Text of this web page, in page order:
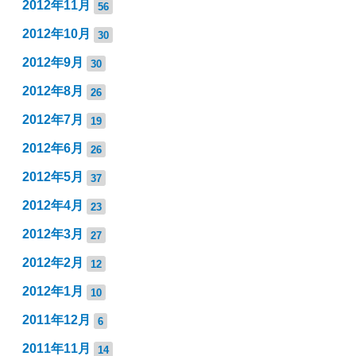
2012年11月 56
2012年10月 30
2012年9月 30
2012年8月 26
2012年7月 19
2012年6月 26
2012年5月 37
2012年4月 23
2012年3月 27
2012年2月 12
2012年1月 10
2011年12月 6
2011年11月 14